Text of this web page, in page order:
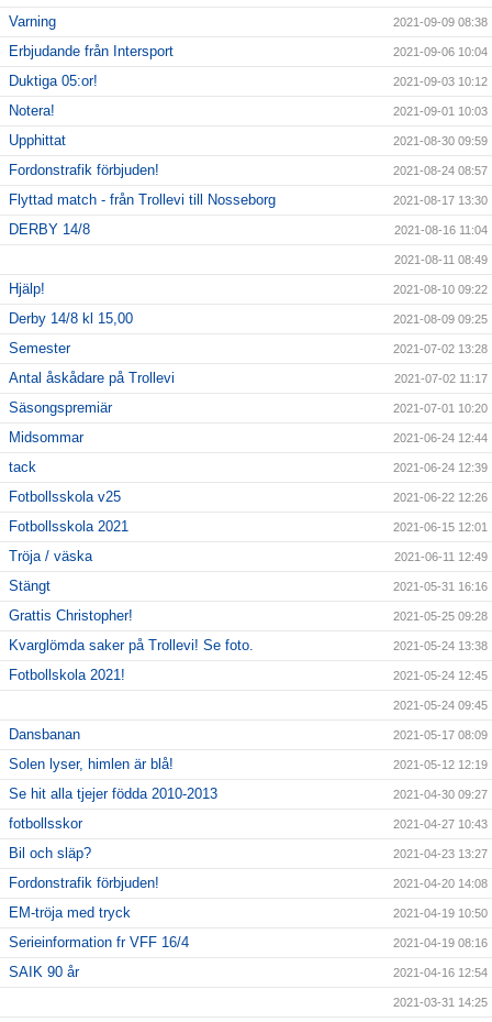
Varning
2021-09-09 08:38
Erbjudande från Intersport 2021-09-06 10:04
Duktiga 05:or! 2021-09-03 10:12
Notera! 2021-09-01 10:03
Upphittat 2021-08-30 09:59
Fordonstrafik förbjuden! 2021-08-24 08:57
Flyttad match - från Trollevi till Nosseborg 2021-08-17 13:30
DERBY 14/8 2021-08-16 11:04
2021-08-11 08:49
Hjälp! 2021-08-10 09:22
Derby 14/8 kl 15,00 2021-08-09 09:25
Semester 2021-07-02 13:28
Antal åskådare på Trollevi 2021-07-02 11:17
Säsongspremiär 2021-07-01 10:20
Midsommar 2021-06-24 12:44
tack 2021-06-24 12:39
Fotbollsskola v25 2021-06-22 12:26
Fotbollsskola 2021 2021-06-15 12:01
Tröja / väska 2021-06-11 12:49
Stängt 2021-05-31 16:16
Grattis Christopher! 2021-05-25 09:28
Kvarglömda saker på Trollevi! Se foto. 2021-05-24 13:38
Fotbollskola 2021! 2021-05-24 12:45
2021-05-24 09:45
Dansbanan 2021-05-17 08:09
Solen lyser, himlen är blå! 2021-05-12 12:19
Se hit alla tjejer födda 2010-2013 2021-04-30 09:27
fotbollsskor 2021-04-27 10:43
Bil och släp? 2021-04-23 13:27
Fordonstrafik förbjuden! 2021-04-20 14:08
EM-tröja med tryck 2021-04-19 10:50
Serieinformation fr VFF 16/4 2021-04-19 08:16
SAIK 90 år 2021-04-16 12:54
2021-03-31 14:25